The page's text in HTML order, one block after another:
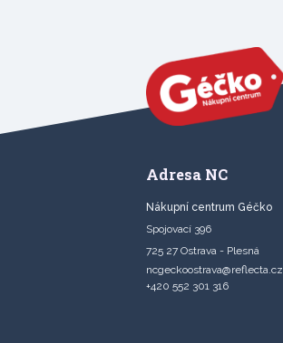
Adresa NC
Nákupní centrum Géčko
Spojovací 396
725 27 Ostrava - Plesná
ncgeckoostrava@reflecta.cz
+420 552 301 316